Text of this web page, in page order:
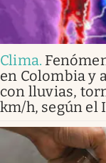
Clima.
en Colombia y
con lluvias,
km/h, según el